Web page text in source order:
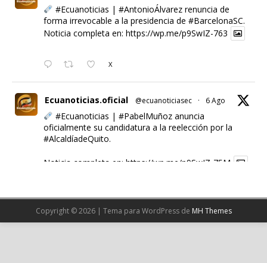
#Ecuanoticias | #AntonioÁlvarezrenuncia de
forma irrevocable a la presidencia de #BarcelonaSC.
Noticia completa en: https://wp.me/p9SwIZ-763
X
Ecuanoticias.oficial @ecuanoticiasec · 6 Ago
#Ecuanoticias | #PabelMuñozanuncia
oficialmente su candidatura a la reelección por la
#AlcaldíadeQuito.
Noticia completa en: https://wp.me/p9SwIZ-75M
Cargar más
Copyright © 2026 | Tema para WordPress de MH Themes